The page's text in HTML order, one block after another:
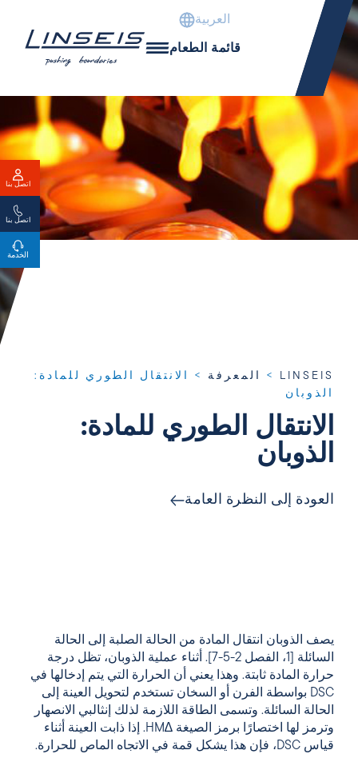
العربية
قائمة الطعام
LINSEIS
> المعرفة >
الانتقال الطوري للمادة:
الذوبان
الانتقال الطوري للمادة:
الذوبان
العودة إلى النظرة العامة
يصف الذوبان انتقال المادة من الحالة الصلبة إلى الحالة
السائلة [1، الفصل 2-5-7]. أثناء عملية الذوبان، تظل درجة
حرارة المادة ثابتة. وهذا يعني أن الحرارة التي يتم إدخالها في
DSC بواسطة الفرن أو السخان تستخدم لتحويل العينة إلى
الحالة السائلة. وتسمى الطاقة اللازمة لذلك إنثالبي الانصهار
وترمز لها اختصارًا برمز الصيغة ∆HM. إذا ذابت العينة أثناء
قياس DSC، فإن هذا يشكل قمة في الاتجاه الماص للحرارة.
اتصل بنا
اتصل بنا
الخدمة